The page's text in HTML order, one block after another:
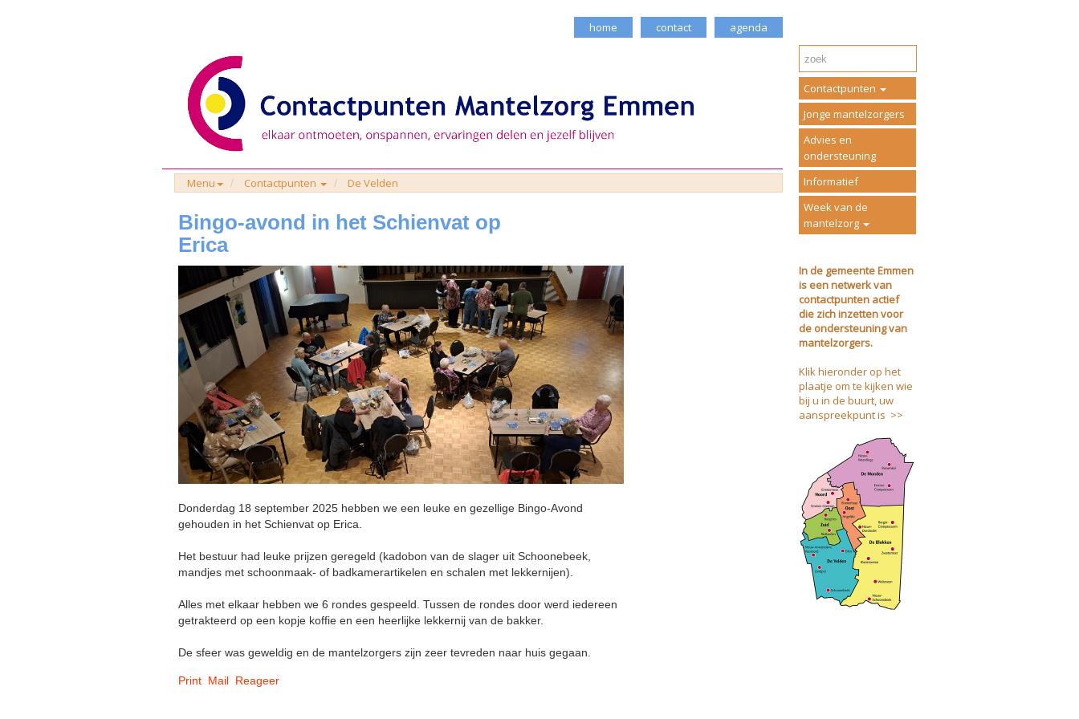
home contact agenda
Menu Contactpunten De Velden
Bingo-avond in het Schienvat op
Erica
Donderdag 18 september 2025 hebben we een leuke en gezellige Bingo-Avond
gehouden in het Schienvat op Erica.
Het bestuur had leuke prijzen geregeld (kadobon van de slager uit Schoonebeek,
mandjes met schoonmaak- of badkamerartikelen en schalen met lekkernijen).
Alles met elkaar hebben we 6 rondes gespeeld. Tussen de rondes door werd iedereen
getrakteerd op een kopje koffie en een heerlijke lekkernij van de bakker.
De sfeer was geweldig en de mantelzorgers zijn zeer tevreden naar huis gegaan.
Print Mail Reageer
Contactpunten
Jonge mantelzorgers
Advies en
ondersteuning
Informatief
Week van de
mantelzorg
In de gemeente Emmen
is een netwerk van
contactpunten actief
die zich inzetten voor
de ondersteuning van
mantelzorgers.
Klik hieronder op het
plaatje om te kijken wie
bij u in de buurt, uw
aanspreekpunt is >>